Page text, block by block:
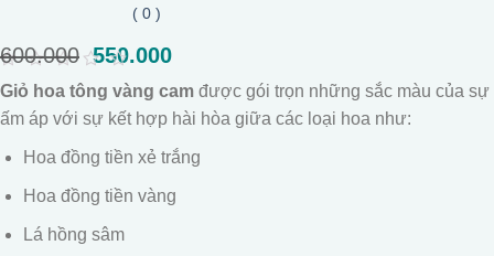
0
out
of
( 0 )
600.000 Giá
gốc
là:
600.000.
550.000
tại
là:
550.000.
Giỏ hoa tông vàng cam được gói trọn những sắc màu của sự
ấm áp với sự kết hợp hài hòa giữa các loại hoa như:
Hoa đồng tiền xẻ trắng
Hoa đồng tiền vàng
Lá hồng sâm